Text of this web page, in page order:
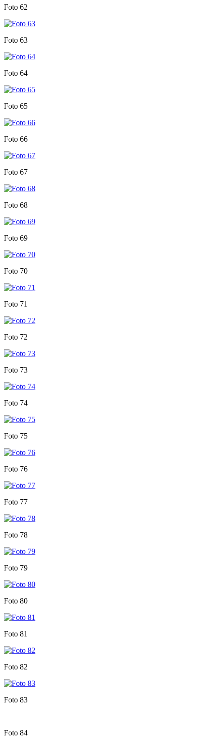
Foto 62
Foto 63
Foto 64
Foto 65
Foto 66
Foto 67
Foto 68
Foto 69
Foto 70
Foto 71
Foto 72
Foto 73
Foto 74
Foto 75
Foto 76
Foto 77
Foto 78
Foto 79
Foto 80
Foto 81
Foto 82
Foto 83
Foto 84